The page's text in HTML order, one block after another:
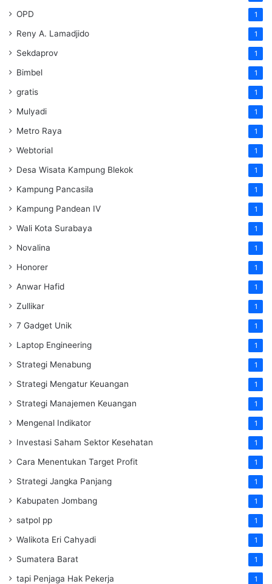
OPD 1
Reny A. Lamadjido 1
Sekdaprov 1
Bimbel 1
gratis 1
Mulyadi 1
Metro Raya 1
Webtorial 1
Desa Wisata Kampung Blekok 1
Kampung Pancasila 1
Kampung Pandean IV 1
Wali Kota Surabaya 1
Novalina 1
Honorer 1
Anwar Hafid 1
Zullikar 1
7 Gadget Unik 1
Laptop Engineering 1
Strategi Menabung 1
Strategi Mengatur Keuangan 1
Strategi Manajemen Keuangan 1
Mengenal Indikator 1
Investasi Saham Sektor Kesehatan 1
Cara Menentukan Target Profit 1
Strategi Jangka Panjang 1
Kabupaten Jombang 1
satpol pp 1
Walikota Eri Cahyadi 1
Sumatera Barat 1
tapi Penjaga Hak Pekerja 1